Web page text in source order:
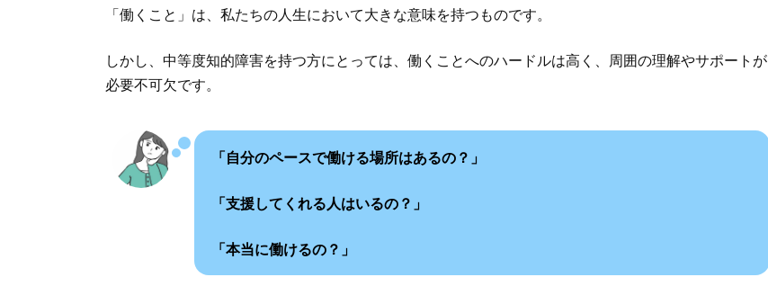
新
時
:
「働くこと」は、私たちの人生において大きな意味を持つものです。
しかし、中等度知的障害を持つ方にとっては、働くことへのハードルは高く、周囲の理解やサポートが
必要不可欠です。
「自分のペースで働ける場所はあるの？」
「支援してくれる人はいるの？」
「本当に働けるの？」